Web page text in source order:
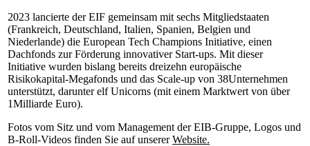
2023 lancierte der EIF gemeinsam mit sechs Mitgliedstaaten
(Frankreich, Deutschland, Italien, Spanien, Belgien und
Niederlande) die European Tech Champions Initiative, einen
Dachfonds zur Förderung innovativer Start-ups. Mit dieser
Initiative wurden bislang bereits dreizehn europäische
Risikokapital-Megafonds und das Scale-up von 38Unternehmen
unterstützt, darunter elf Unicorns (mit einem Marktwert von über
1Milliarde Euro).
Fotos vom Sitz und vom Management der EIB-Gruppe, Logos und
B-Roll-Videos finden Sie auf unsererWebsite.